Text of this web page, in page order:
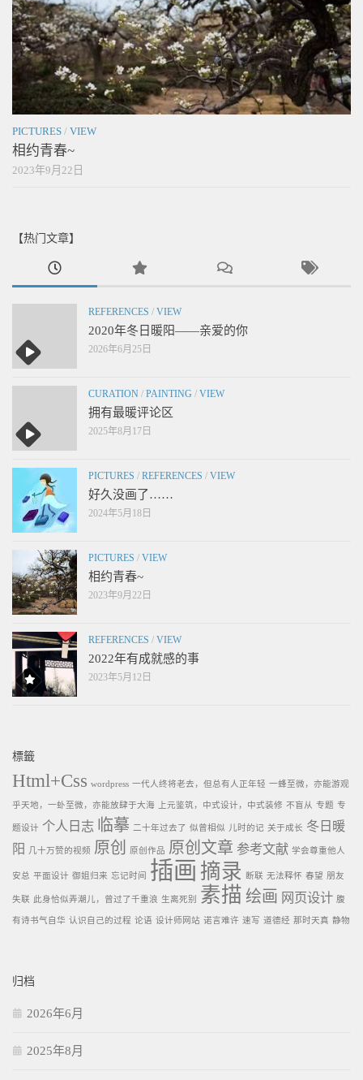
PICTURES / VIEW
相约青春~
2023年9月22日
【热门文章】
REFERENCES / VIEW
2020年冬日暖阳——亲爱的你
2026年6月25日
CURATION / PAINTING / VIEW
拥有最暖评论区
2025年8月17日
PICTURES / REFERENCES / VIEW
好久没画了……
2024年5月18日
PICTURES / VIEW
相约青春~
2023年9月22日
REFERENCES / VIEW
2022年有成就感的事
2023年5月12日
標籤
Html+Css wordpress 一代人终将老去，但总有人正年轻 一蜂至微，亦能游观
乎天地，一虲至微，亦能放肆于大海 上元鉴筑，中式设计，中式装修 不盲从 专题 专
题设计 个人日志 临摹 二十年过去了 似曾相似 儿时的记 关于成长 冬日暖
阳
几十万赞的视频 原创 原创作品 原创文章 参考文献 学会尊重他人
安总 平面设计 御姐归来 忘记时间 插画 摘录 断联 无法释怀 春望 朋友
失联 此身恰似弄潮儿，曾过了千重浪 生离死别 素描 绘画 网页设计 腹
有诗书气自华 认识自己的过程 论语 设计师网站 诺言难许 速写 道德经 那时天真 静物
归档
2026年6月
2025年8月